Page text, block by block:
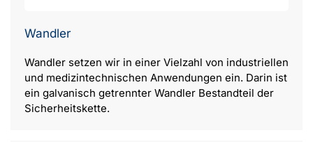
Wandler
Wandler setzen wir in einer Vielzahl von industriellen
und medizintechnischen Anwendungen ein. Darin ist
ein galvanisch getrennter Wandler Bestandteil der
Sicherheitskette.